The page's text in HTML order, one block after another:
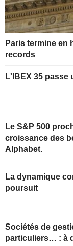
Paris termine en
records
L'IBEX 35
Le S&P 500
croissance des
Alphabet.
La dynamique
poursuit
Sociétés de
particuliers… : à